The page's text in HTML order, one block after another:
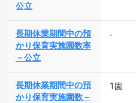
公立
長期休業期間中の預
かり保育実施園数率
－公立
-
長期休業期間中の預
かり保育実施園数－
1園